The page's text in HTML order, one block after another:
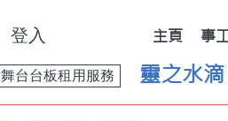
登入 主頁 事
靈之水滴
舞台台板租用服務